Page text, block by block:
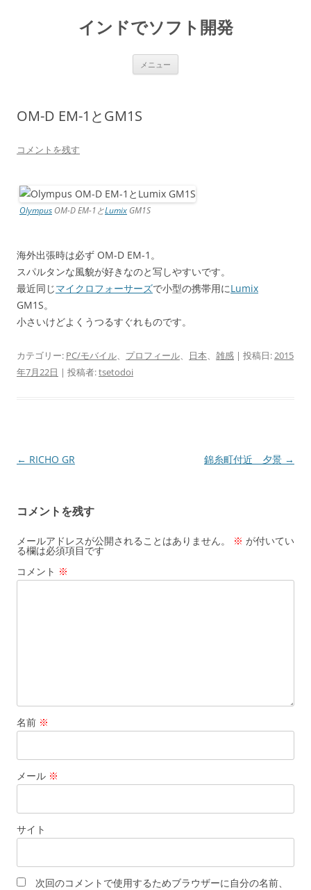
インドでソフト開発
メニュー
OM-D EM-1とGM1S
コメントを残す
Olympus OM-D EM-1とLumix GM1S
海外出張時は必ず OM-D EM-1。
スパルタンな風貌が好きなのと写しやすいです。
最近同じマイクロフォーサーズで小型の携帯用にLumix
GM1S。
小さいけどよくうつるすぐれものです。
カテゴリー: PC/モバイル、 プロフィール、 日本、 雑感 | 投稿日:2015
年7月22日 | 投稿者:tsetodoi
投
ビ
ゲ
ー
シ
← RICHO GR 錦糸町付近 夕景 →
コメントを残す
メールアドレスが公開されることはありません。 ※ が付いてい
る欄は必須項目です
コメント ※
名前 ※
メール ※
サイト
次回のコメントで使用するためブラウザーに自分の名前、